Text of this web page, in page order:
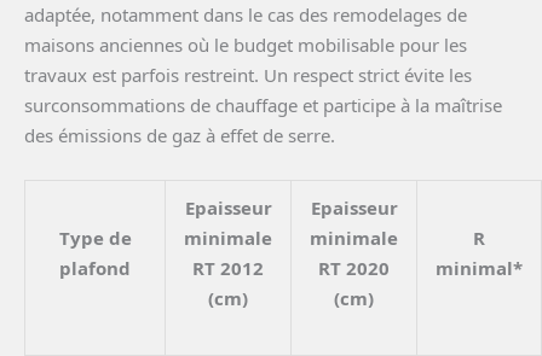
adaptée, notamment dans le cas des remodelages de
maisons anciennes où le budget mobilisable pour les
travaux est parfois restreint. Un respect strict évite les
surconsommations de chauffage et participe à la maîtrise
des émissions de gaz à effet de serre.
Type de
plafond
Epaisseur
minimale
RT 2012
(cm)
Epaisseur
minimale
RT 2020
(cm)
R
minimal*